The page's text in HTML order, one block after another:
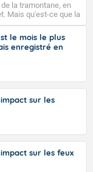
la tramontane, en
Mais qu'est-ce que la
tramontane est un
ou ouest à nord-
de l’Aude et à
latin trasmontanus,
montagneuses
le mois le plus
enregistré en
sur les
sur les feux